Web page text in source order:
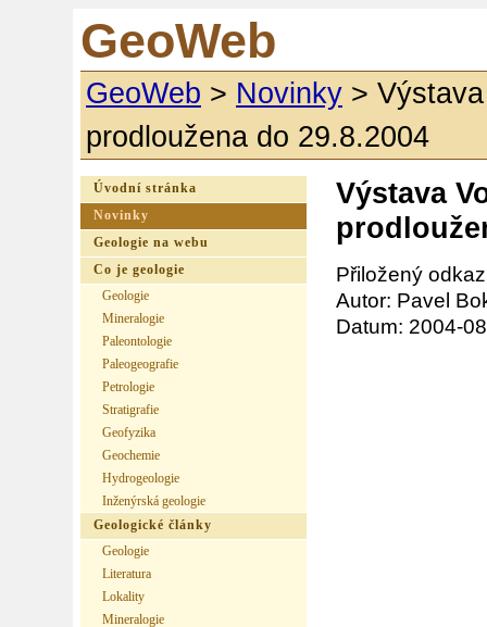
GeoWeb
GeoWeb > Novinky >
prodloužena do 29.8.2004
Výstava
Přiložený
Autor: Pavel
Datum: 2004-
Úvodní stránka
Novinky
Geologie na webu
Co je geologie
Geologie
Mineralogie
Paleontologie
Paleogeografie
Petrologie
Stratigrafie
Geofyzika
Geochemie
Hydrogeologie
Inženýrská geologie
Geologické články
Geologie
Literatura
Lokality
Mineralogie